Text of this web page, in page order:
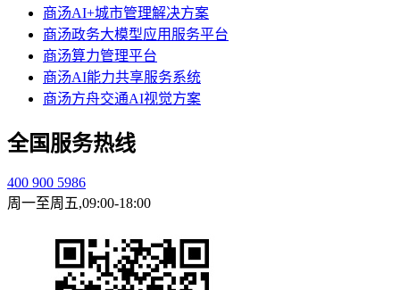
商汤AI+城市管理解决方案
商汤政务大模型应用服务平台
商汤算力管理平台
商汤AI能力共享服务系统
商汤方舟交通AI视觉方案
全国服务热线
400 900 5986
周一至周五,09:00-18:00